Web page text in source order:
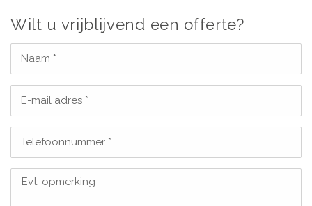
Wilt u vrijblijvend een offerte?
Naam *
E-mail adres *
Telefoonnummer *
Evt. opmerking